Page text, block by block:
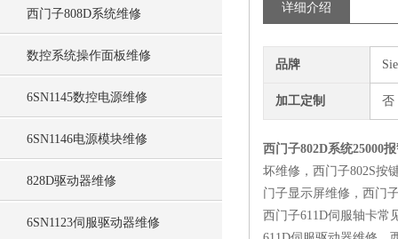
西门子808D系统维修
数控系统操作面板维修
6SN1145数控电源维修
6SN1146电源模块维修
828D驱动器维修
6SN1123伺服驱动器维修
详细介绍
品牌
加工定制 否
西门子802D系统25000
坏维修，西门子802S按
门子显示屏维修，西门
西门子611D伺服轴卡常